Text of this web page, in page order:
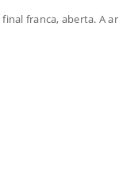
franca, aberta. A